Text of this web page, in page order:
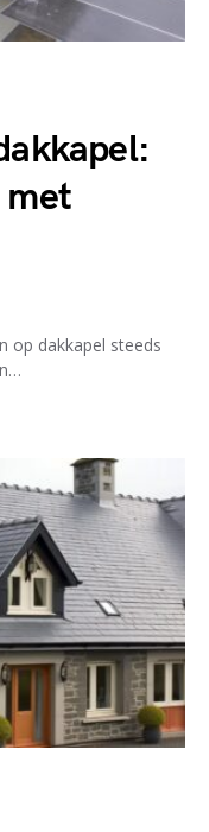
met
op dakkapel steeds